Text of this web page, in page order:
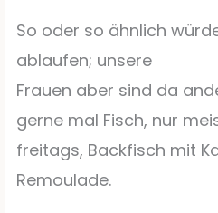
So oder so ähnlich
ablaufen; unsere
Frauen aber sind da
gerne mal Fisch, nur
freitags, Backfisch mit
Remoulade.